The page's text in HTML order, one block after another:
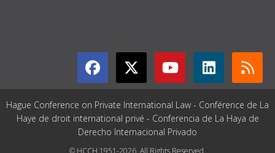
Hague Conference on Private International Law - Conférence de La
Haye de droit international privé - Conferencia de La Haya de
Derecho Internacional Privado
© HCCH 1951-2026. All Rights Reserved.